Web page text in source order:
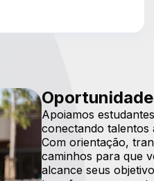
Apoiamos
conectando talentos
Com orientação,
caminhos para que
alcance seus